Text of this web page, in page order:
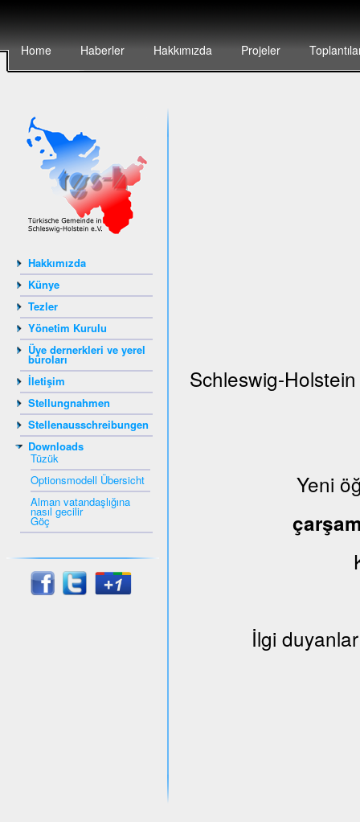
Home Haberler Hakkımızda Projeler
Hakkımızda
Künye
Tezler
Yönetim Kurulu
Üye dernerkleri ve yerel
büroları
İletişim
Stellungnahmen
Stellenausschreibungen
Downloads
Tüzük
Optionsmodell Übersicht
Alman vatandaşlığına
nasıl gecilir
Göç
Schleswig-
Yeni
İlgi